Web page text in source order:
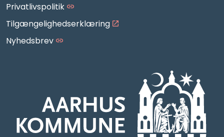
Privatlivspolitik
Tilgængelighedserklæring
Nyhedsbrev